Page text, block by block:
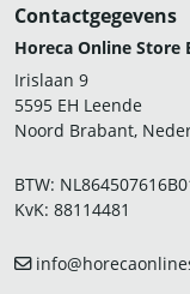
Contactgegevens
Horeca Online Store
Irislaan 9
5595 EH Leende
Noord Brabant,
BTW:
KvK: 88114481